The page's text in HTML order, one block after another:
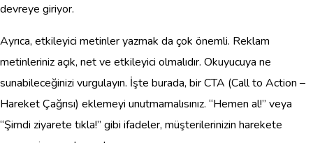
devreye giriyor.
Ayrıca, etkileyici metinler yazmak da çok önemli. Reklam
metinleriniz açık, net ve etkileyici olmalıdır. Okuyucuya ne
sunabileceğinizi vurgulayın. İşte burada, bir CTA (Call to Action –
Hareket Çağrısı) eklemeyi unutmamalısınız. “Hemen al!” veya
“Şimdi ziyarete tıkla!” gibi ifadeler, müşterilerinizin harekete